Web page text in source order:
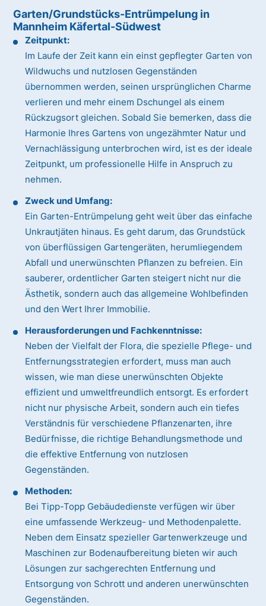
Garten/Grundstücks-Entrümpelung in
Mannheim Käfertal-Südwest
Zeitpunkt:
Im Laufe der Zeit kann ein einst gepflegter Garten von
Wildwuchs und nutzlosen Gegenständen
übernommen werden, seinen ursprünglichen Charme
verlieren und mehr einem Dschungel als einem
Rückzugsort gleichen. Sobald Sie bemerken, dass die
Harmonie Ihres Gartens von ungezähmter Natur und
Vernachlässigung unterbrochen wird, ist es der ideale
Zeitpunkt, um professionelle Hilfe in Anspruch zu
nehmen.
Zweck und Umfang:
Ein Garten-Entrümpelung geht weit über das einfache
Unkrautjäten hinaus. Es geht darum, das Grundstück
von überflüssigen Gartengeräten, herumliegendem
Abfall und unerwünschten Pflanzen zu befreien. Ein
sauberer, ordentlicher Garten steigert nicht nur die
Ästhetik, sondern auch das allgemeine Wohlbefinden
und den Wert Ihrer Immobilie.
Herausforderungen und Fachkenntnisse:
Neben der Vielfalt der Flora, die spezielle Pflege- und
Entfernungsstrategien erfordert, muss man auch
wissen, wie man diese unerwünschten Objekte
effizient und umweltfreundlich entsorgt. Es erfordert
nicht nur physische Arbeit, sondern auch ein tiefes
Verständnis für verschiedene Pflanzenarten, ihre
Bedürfnisse, die richtige Behandlungsmethode und
die effektive Entfernung von nutzlosen
Gegenständen.
Methoden:
Bei Tipp-Topp Gebäudedienste verfügen wir über
eine umfassende Werkzeug- und Methodenpalette.
Neben dem Einsatz spezieller Gartenwerkzeuge und
Maschinen zur Bodenaufbereitung bieten wir auch
Lösungen zur sachgerechten Entfernung und
Entsorgung von Schrott und anderen unerwünschten
Gegenständen.